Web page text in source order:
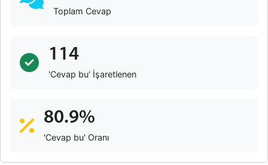
Toplam Cevap
114
'Cevap bu' İşaretlenen
80.9%
'Cevap bu' Oranı